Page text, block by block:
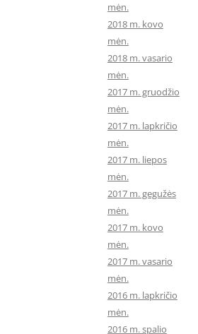
mėn.
2018 m. kovo
mėn.
2018 m. vasario
mėn.
2017 m. gruodžio
mėn.
2017 m. lapkričio
mėn.
2017 m. liepos
mėn.
2017 m. gegužės
mėn.
2017 m. kovo
mėn.
2017 m. vasario
mėn.
2016 m. lapkričio
mėn.
2016 m. spalio